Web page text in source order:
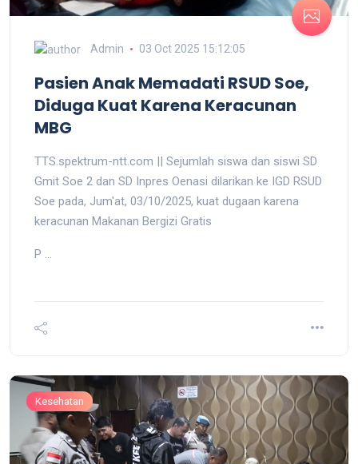
Admin 03 Oct 2025 15:12:05
Pasien Anak Memadati RSUD Soe,
Diduga Kuat Karena Keracunan
MBG
TTS.spektrum-ntt.com || Sejumlah siswa dan siswi SD
Gmit Soe 2 dan SD Inpres Oenasi dilarikan ke IGD RSUD
Soe pada, Jum'at, 03/10/2025, kuat dugaan karena
keracunan Makanan Bergizi Gratis
P ...
Kesehatan